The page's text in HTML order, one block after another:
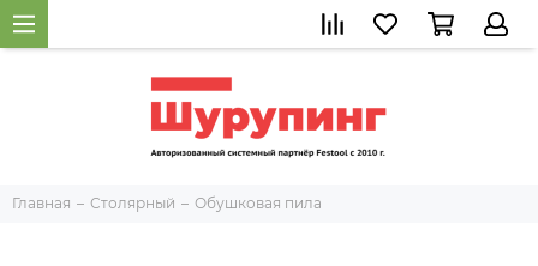
Главная Столярный Обушковая пила